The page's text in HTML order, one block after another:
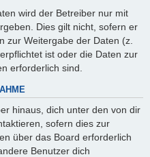
wird der Betreiber nur mit
Dies gilt nicht, sofern er
zur Weitergabe der Daten (z.
ist oder die Daten zur
erforderlich sind.
hinaus, dich unter den von dir
sofern dies zur
über das Board erforderlich
Benutzer dich